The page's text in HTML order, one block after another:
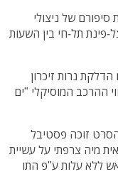
סיפורם של ניצולי
פינת תל-חי בין השעות
10.00-13.00 תתקיים הדלקת נרות זיכרון
ההרכב המוסיקלי "ים
בשעה 17.00 יוקרן הסרט זוכה פסטיבל
מיה צרפתי על עשיית
ללא עלות ע"פ התו